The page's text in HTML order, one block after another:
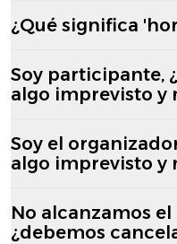
¿Qué significa
Soy participante,
algo imprevisto y
Soy el
algo imprevisto y
No alcanzamos
¿debemos